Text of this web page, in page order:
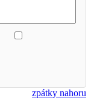
zpátky nahoru